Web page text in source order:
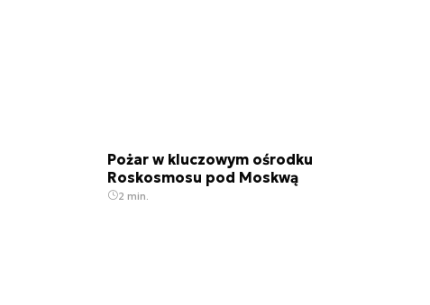
Pożar w kluczowym ośrodku
Roskosmosu pod Moskwą
2 min.